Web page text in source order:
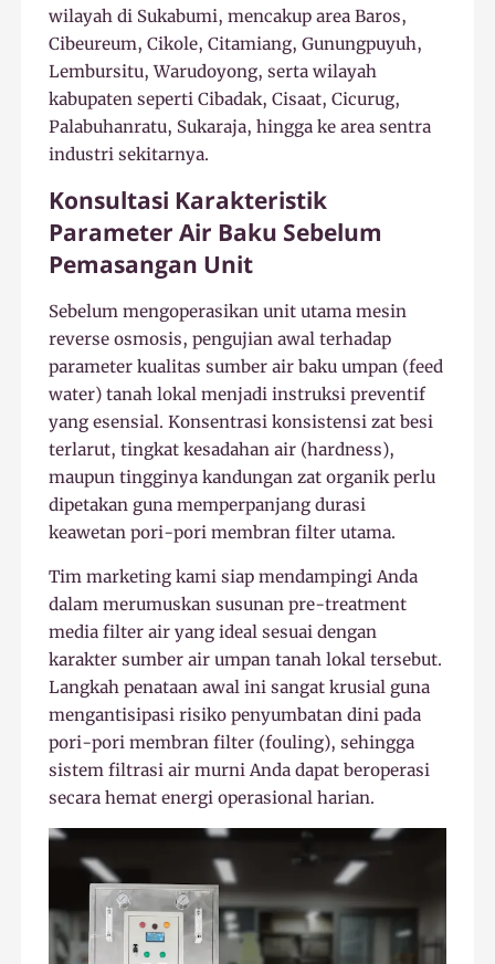
wilayah di Sukabumi, mencakup area Baros,
Cibeureum, Cikole, Citamiang, Gunungpuyuh,
Lembursitu, Warudoyong, serta wilayah
kabupaten seperti Cibadak, Cisaat, Cicurug,
Palabuhanratu, Sukaraja, hingga ke area sentra
industri sekitarnya.
Konsultasi Karakteristik
Parameter Air Baku Sebelum
Pemasangan Unit
Sebelum mengoperasikan unit utama mesin
reverse osmosis, pengujian awal terhadap
parameter kualitas sumber air baku umpan (feed
water) tanah lokal menjadi instruksi preventif
yang esensial. Konsentrasi konsistensi zat besi
terlarut, tingkat kesadahan air (hardness),
maupun tingginya kandungan zat organik perlu
dipetakan guna memperpanjang durasi
keawetan pori-pori membran filter utama.
Tim marketing kami siap mendampingi Anda
dalam merumuskan susunan pre-treatment
media filter air yang ideal sesuai dengan
karakter sumber air umpan tanah lokal tersebut.
Langkah penataan awal ini sangat krusial guna
mengantisipasi risiko penyumbatan dini pada
pori-pori membran filter (fouling), sehingga
sistem filtrasi air murni Anda dapat beroperasi
secara hemat energi operasional harian.